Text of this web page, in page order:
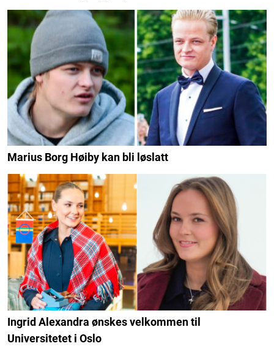
Marius Borg Høiby kan bli løslatt
Ingrid Alexandra ønskes velkommen til
Universitetet i Oslo